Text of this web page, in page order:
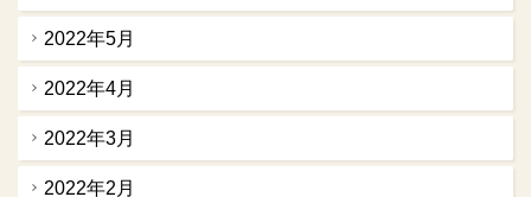
2022年5月
2022年4月
2022年3月
2022年2月